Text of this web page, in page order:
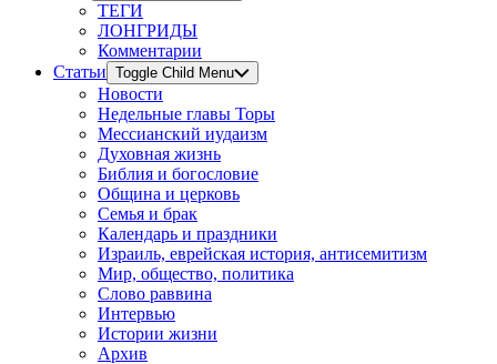
ТЕГИ
ЛОНГРИДЫ
Комментарии
Статьи Toggle Child Menu
Новости
Недельные главы Торы
Мессианский иудаизм
Духовная жизнь
Библия и богословие
Община и церковь
Семья и брак
Календарь и праздники
Израиль, еврейская история, антисемитизм
Мир, общество, политика
Слово раввина
Интервью
Истории жизни
Архив